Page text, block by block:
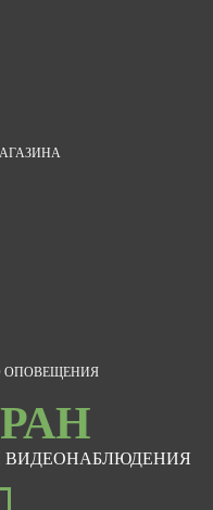
ОПОВЕЩЕНИЯ
ВИДЕОНАБЛЮДЕНИЯ